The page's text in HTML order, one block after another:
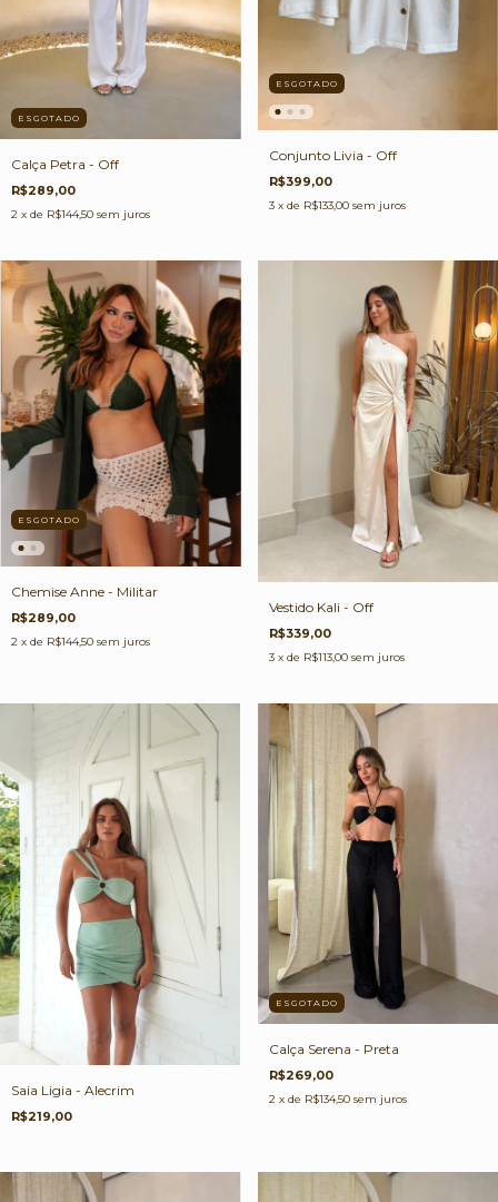
ESGOTADO
Calça Petra - Off
R$289,00
2 x de R$144,50 sem juros
ESGOTADO
Conjunto Livia - Off
R$399,00
3 x de R$133,00 sem juros
ESGOTADO
Chemise Anne - Militar
R$289,00
2 x de R$144,50 sem juros
Vestido Kali - Off
R$339,00
3 x de R$113,00 sem juros
Saia Ligia - Alecrim
R$219,00
ESGOTADO
Calça Serena - Preta
R$269,00
2 x de R$134,50 sem juros